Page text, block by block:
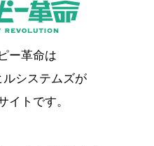
ー革命は
システムズが
イトです。